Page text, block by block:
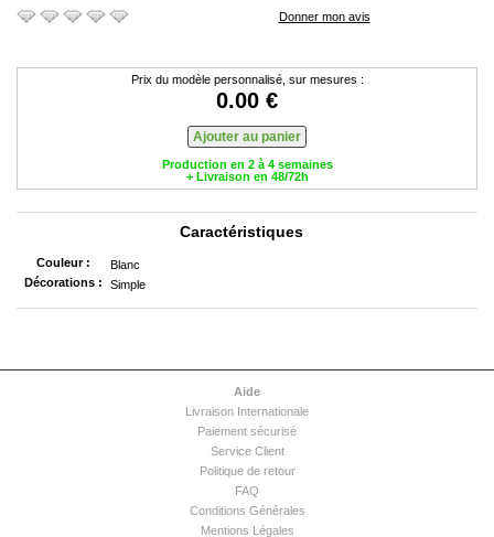
Donner mon avis
Prix du modèle personnalisé, sur mesures :
0.00 €
Production en 2 à 4 semaines
+ Livraison en 48/72h
Caractéristiques
Couleur :
Blanc
Décorations :
Simple
Aide
Livraison Internationale
Paiement sécurisé
Service Client
Politique de retour
FAQ
Conditions Générales
Mentions Légales